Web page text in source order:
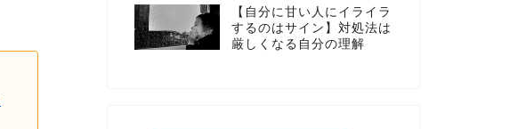
【自分に甘い人にイライラ
するのはサイン】対処法は
厳しくなる自分の理解